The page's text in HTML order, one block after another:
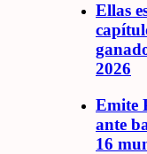
Ellas
2026
Emite
ante
16